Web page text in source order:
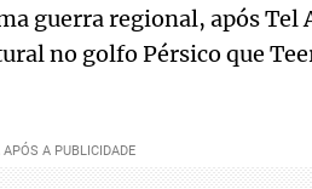
guerra regional, após Tel
no golfo Pérsico que